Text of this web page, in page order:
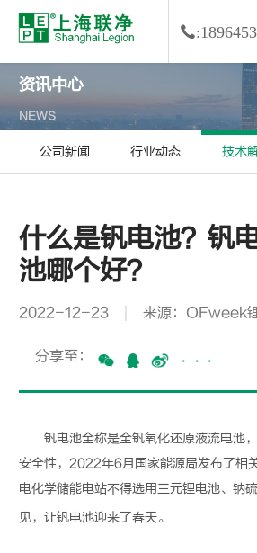
资讯中心
NEWS
公司新闻 行业动态 技术
什么是钒电池？钒
池哪个好？
2022-12-23 来源：OFweek
分享至： ···
钒电池全称是全钒氧化还原液流电池
安全性，2022年6月国家能源局发布了相
电化学储能电站不得选用三元锂电池、钠
见，让钒电池迎来了春天。